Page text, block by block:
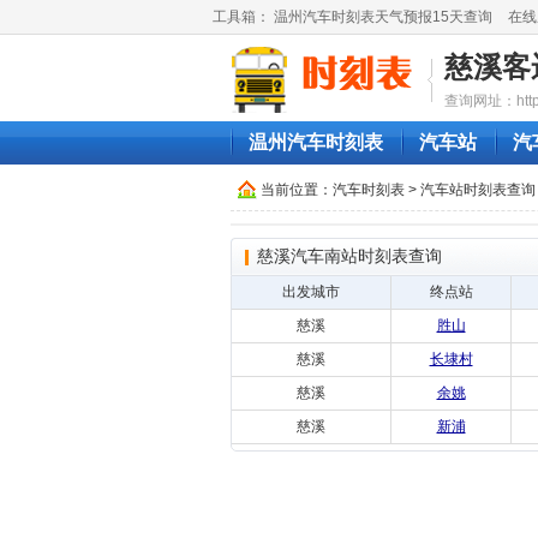
工具箱： 温州汽车时刻表天气预报15天查询 在
慈溪
查询网址：
温州汽车时刻表 汽车站 汽
当前位置： 汽车时刻表 > 汽车站时刻表查询
慈溪汽车南站时刻表查询
出发城市 终点站
慈溪
胜山
慈溪
长埭村
慈溪
余姚
慈溪
新浦